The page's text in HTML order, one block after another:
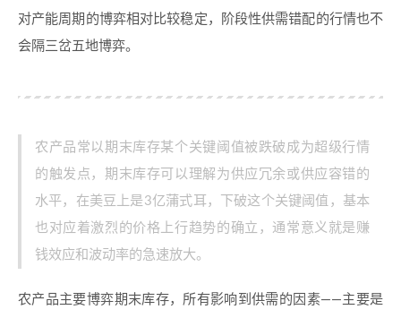
对产能周期的博弈相对比较稳定，阶段性供需错配的行情也不
会隔三岔五地博弈。
农产品常以期末库存某个关键阈值被跌破成为超级行情
的触发点，期末库存可以理解为供应冗余或供应容错的
水平，在美豆上是3亿蒲式耳，下破这个关键阈值，基本
也对应着激烈的价格上行趋势的确立，通常意义就是赚
钱效应和波动率的急速放大。
农产品主要博弈期末库存，所有影响到供需的因素——主要是